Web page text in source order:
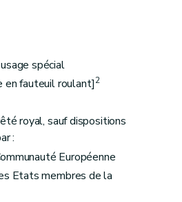
spécial
en fauteuil roulant]2
royal, sauf dispositions
:
Européenne
Etats membres de la